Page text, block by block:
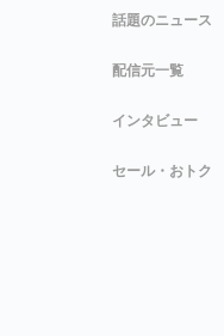
話題のニュース
配信元一覧
インタビュー
セール・おトク